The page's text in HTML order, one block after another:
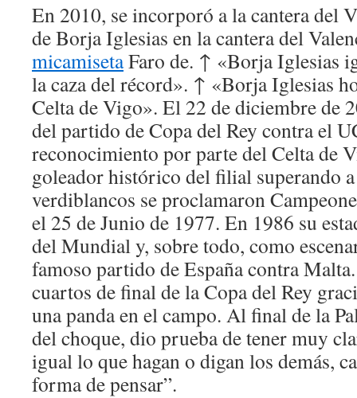
En 2010, se incorporó a la cantera del
de Borja Iglesias en la cantera del
micamisetaFaro de. ↑ «Borja Iglesias
la caza del récord». ↑ «Borja Iglesias
Celta de Vigo». El 22 de diciembre de
del partido de Copa del Rey contra el
reconocimiento por parte del Celta de
goleador histórico del filial superando
verdiblancos se proclamaron
el 25 de Junio de 1977. En 1986 su
del Mundial y, sobre todo, como
famoso partido de España contra
cuartos de final de la Copa del Rey
una panda en el campo. Al final de la
del choque, dio prueba de tener muy
igual lo que hagan o digan los demás,
forma de pensar”.